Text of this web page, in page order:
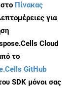
Πίνακας
για
Cloud
το
GitHub
SDK μόνοι σας